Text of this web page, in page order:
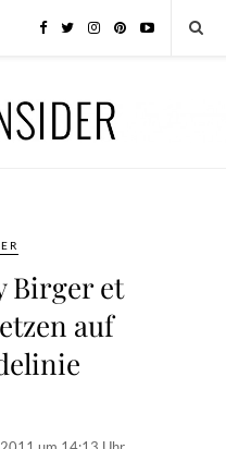
Birger et
auf